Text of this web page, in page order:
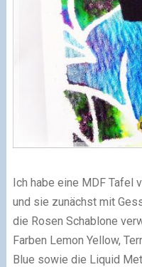
Ich habe eine MDF Tafel
und sie zunächst mit
die Rosen Schablone
Farben Lemon Yellow,
Blue sowie die Liquid